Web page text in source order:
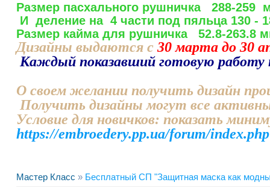
Размер пасхального рушничка 288-259
И деление на 4 части под пяльца 130 -
Размер кайма для рушничка 52.8-263.8
Дизайны выдаются с 30 марта до 30
Каждый показавший готовую работу
О своем желании получить дизайн
Получить дизайны могут все
Условие для новичков: показать
https://embroedery.pp.ua/forum/
Мастер Класс » Бесплатный СП "Защитная маска как